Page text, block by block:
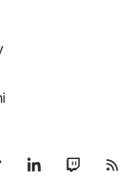
Telegram
su TikTok
Seguici su
Seguici